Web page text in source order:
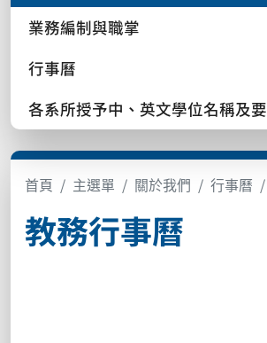
業務編制與職掌
行事曆
各系所授予中、英文學位名稱及
首頁 主選單 關於我們 行事曆
教務行事曆